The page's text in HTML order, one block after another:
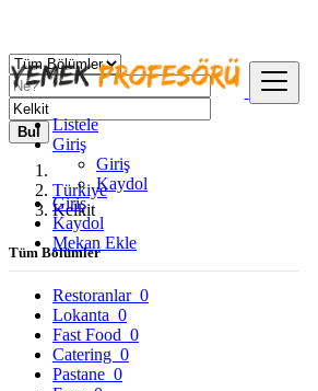
Listele
Giriş
Giriş
Kaydol
Giriş
Kaydol
Mekan Ekle
Bul
Türkiye
Kelkit
Tüm Bölümler
Restoranlar 0
Lokanta 0
Fast Food 0
Catering 0
Pastane 0